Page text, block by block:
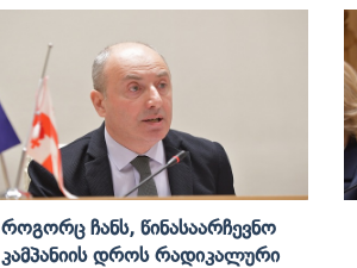
Როგორც Ჩანს, Წინასაარჩევნო
Კამპანიის Დროს Რადიკალური